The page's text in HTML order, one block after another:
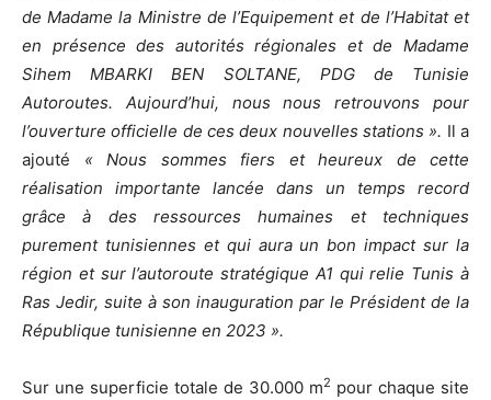
de Madame la Ministre de l’Equipement et de l’Habitat et
en présence des autorités régionales et de Madame
Sihem MBARKI BEN SOLTANE, PDG de Tunisie
Autoroutes. Aujourd’hui, nous nous retrouvons pour
l’ouverture officielle de ces deux nouvelles stations ». Il a
ajouté « Nous sommes fiers et heureux de cette
réalisation importante lancée dans un temps record
grâce à des ressources humaines et techniques
purement tunisiennes et qui aura un bon impact sur la
région et sur l’autoroute stratégique A1 qui relie Tunis à
Ras Jedir, suite à son inauguration par le Président de la
République tunisienne en 2023 ».
Sur une superficie totale de 30.000 m2 pour chaque site